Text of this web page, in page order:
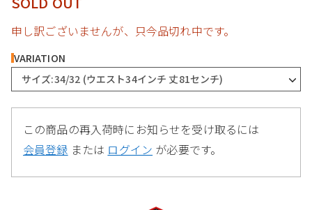
申し訳ございませんが、只今品切れ中です。
VARIATION
サイズ:34/32 (ウエスト34インチ 丈81センチ)
この商品の再入荷時にお知らせを受け取るには
会員登録 または ログイン が必要です。